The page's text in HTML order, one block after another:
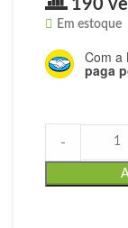
190
Em estoque
Com a
paga
-